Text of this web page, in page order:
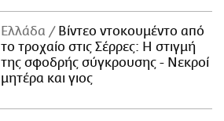
Ελλάδα
Βίντεο ντοκουμέντο από
το τροχαίο στις Σέρρες: Η στιγμή
της σφοδρής σύγκρουσης - Νεκροί
μητέρα και γιος